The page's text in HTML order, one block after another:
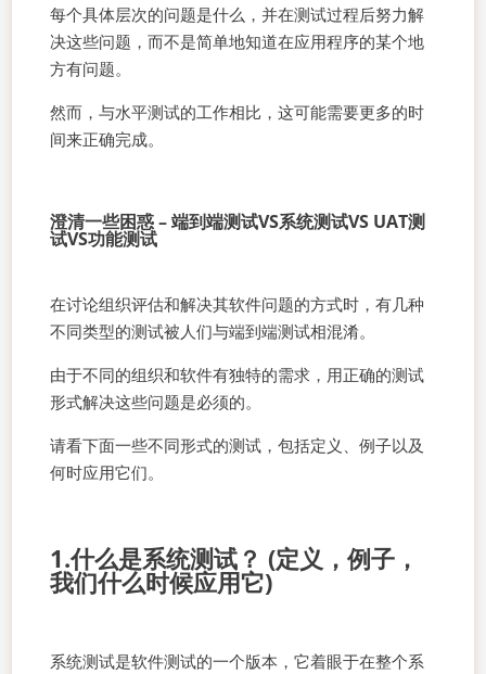
每个具体层次的问题是什么，并在测试过程后努力解
决这些问题，而不是简单地知道在应用程序的某个地
方有问题。
然而，与水平测试的工作相比，这可能需要更多的时
间来正确完成。
澄清一些困惑 – 端到端测试VS系统测试VS UAT测
试VS功能测试
在讨论组织评估和解决其软件问题的方式时，有几种
不同类型的测试被人们与端到端测试相混淆。
由于不同的组织和软件有独特的需求，用正确的测试
形式解决这些问题是必须的。
请看下面一些不同形式的测试，包括定义、例子以及
何时应用它们。
1.什么是系统测试？ (定义，例子，
我们什么时候应用它)
系统测试是软件测试的一个版本，它着眼于在整个系